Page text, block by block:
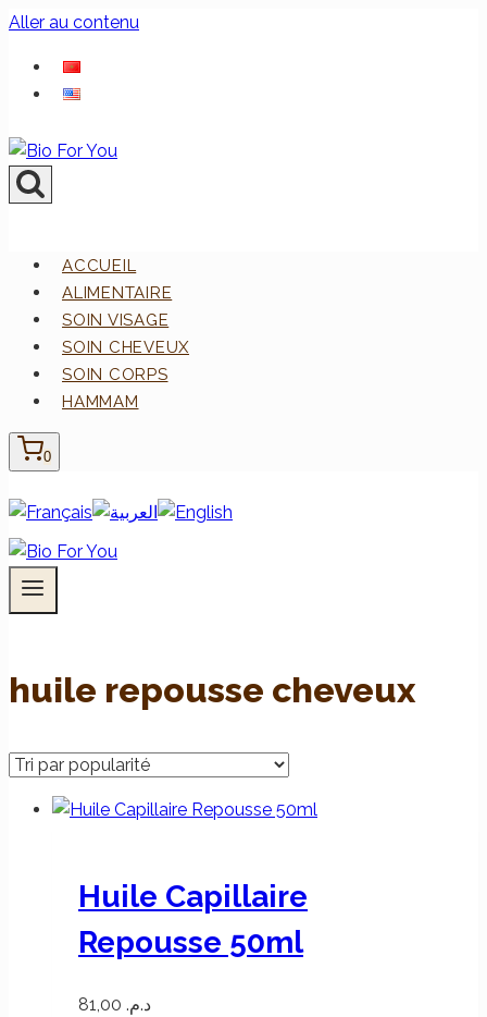
Aller au contenu
ACCUEIL
ALIMENTAIRE
SOIN VISAGE
SOIN CHEVEUX
SOIN CORPS
HAMMAM
0
huile repousse cheveux
Huile Capillaire
Repousse 50ml
د.م.